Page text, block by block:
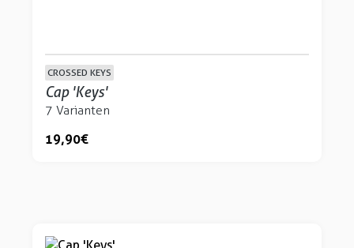
CROSSED KEYS
Cap 'Keys'
7 Varianten
19,90 €